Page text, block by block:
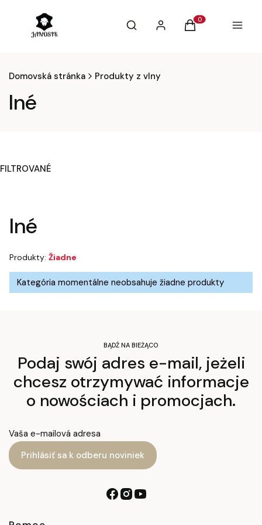
Otvoriť vyhľadávač
VyhľadávaniePrihlásiť saProdukty v košíku:
Košík Menu
Domovská stránka Produkty z vlny
Iné
FILTROVANÉ
Iné
Produkty: Žiadne
Zoznam produktov
Kategória momentálne neobsahuje žiadne produkty
BĄDŹ NA BIEŻĄCO
Podaj swój adres e-mail, jeżeli
chcesz otrzymywać informacje
o nowościach i promocjach.
Vaša e-mailová adresa
Prihlásiť sa k odberu noviniek